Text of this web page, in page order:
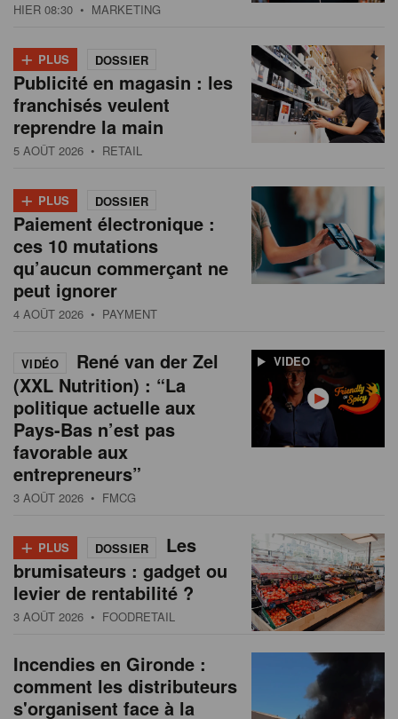
HIER 08:30 • MARKETING
+ PLUS DOSSIER
Publicité en magasin : les
franchisés veulent
reprendre la main
5 AOÛT 2026 • RETAIL
+ PLUS DOSSIER
Paiement électronique :
ces 10 mutations
qu’aucun commerçant ne
peut ignorer
4 AOÛT 2026 • PAYMENT
VIDEO
VIDÉO
René van der Zel
(XXL Nutrition) : “La
politique actuelle aux
Pays-Bas n’est pas
favorable aux
entrepreneurs”
3 AOÛT 2026 • FMCG
+ PLUS DOSSIER
Les
brumisateurs : gadget ou
levier de rentabilité ?
3 AOÛT 2026 • FOODRETAIL
Incendies en Gironde :
comment les distributeurs
s'organisent face à la